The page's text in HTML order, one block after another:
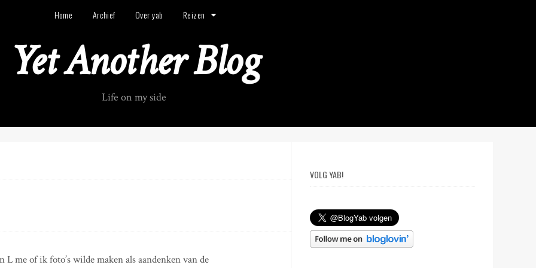
Home Archief Over yab Reizen
Yet Another Blog
Life on my side
me of ik foto’s wilde maken als aandenken van de
VOLG YAB!